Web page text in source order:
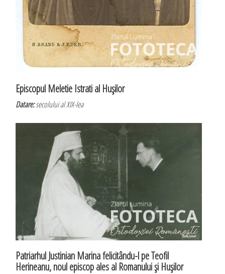
Episcopul Meletie Istrati al Huşilor
Datare:secolului al XIX-lea
Patriarhul Justinian Marina felicitându-l pe Teofil
Herineanu, noul episcop ales al Romanului şi Huşilor